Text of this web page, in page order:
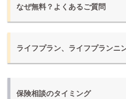
なぜ無料？よくあるご質問
ライフプラン、ライフプランニ
保険相談のタイミング